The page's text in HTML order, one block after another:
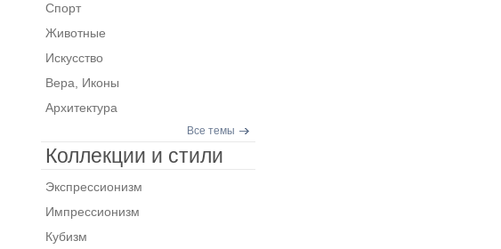
Спорт
Животные
Искусство
Вера, Иконы
Архитектура
Все темы
Коллекции и стили
Экспрессионизм
Импрессионизм
Кубизм